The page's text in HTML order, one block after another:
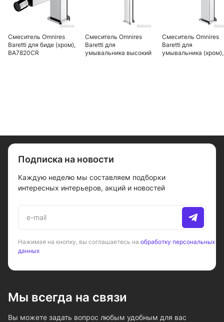
Смеситель Omnires
Baretti для биде (хром),
BA7820CR
Смеситель Omnires
Baretti для
умывальника высокий
Смеситель Omnires
Baretti для
умывальника (хром),
Подписка на новости
Каждую неделю мы составляем подборки
интересных интерьеров, акций и новостей
Нажимая на кнопку, вы соглашаетесь на обработку персональных
данных
Мы всегда на связи
Вы можете задать вопрос любым удобным для вас